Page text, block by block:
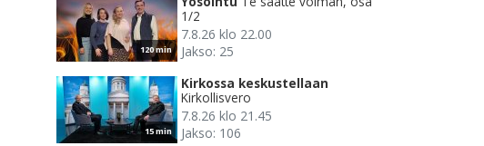
120 min
1/2
7.8.26 klo 22.00
Jakso: 25
15 min
Kirkossa keskustellaan
Kirkollisvero
7.8.26 klo 21.45
Jakso: 106